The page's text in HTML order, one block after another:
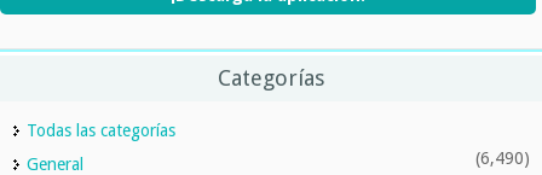
Categorías
Todas las categorías
General
(6,490)